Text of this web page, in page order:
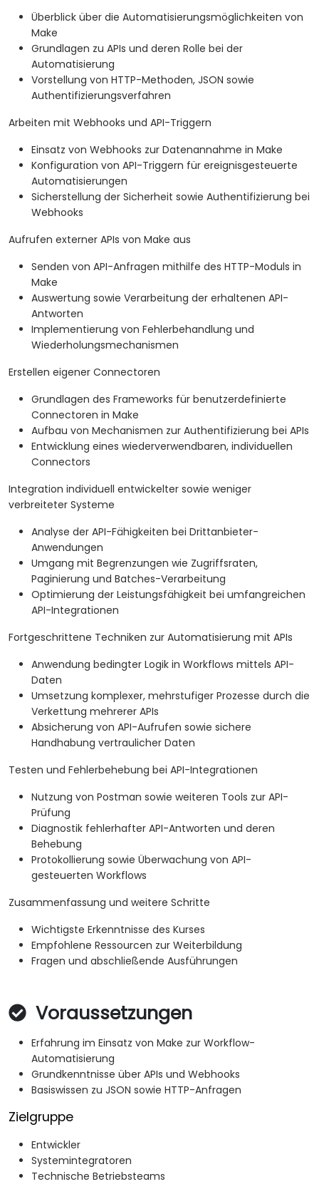
Überblick über die Automatisierungsmöglichkeiten von
Make
Grundlagen zu APIs und deren Rolle bei der
Automatisierung
Vorstellung von HTTP-Methoden, JSON sowie
Authentifizierungsverfahren
Arbeiten mit Webhooks und API-Triggern
Einsatz von Webhooks zur Datenannahme in Make
Konfiguration von API-Triggern für ereignisgesteuerte
Automatisierungen
Sicherstellung der Sicherheit sowie Authentifizierung bei
Webhooks
Aufrufen externer APIs von Make aus
Senden von API-Anfragen mithilfe des HTTP-Moduls in
Make
Auswertung sowie Verarbeitung der erhaltenen API-
Antworten
Implementierung von Fehlerbehandlung und
Wiederholungsmechanismen
Erstellen eigener Connectoren
Grundlagen des Frameworks für benutzerdefinierte
Connectoren in Make
Aufbau von Mechanismen zur Authentifizierung bei APIs
Entwicklung eines wiederverwendbaren, individuellen
Connectors
Integration individuell entwickelter sowie weniger
verbreiteter Systeme
Analyse der API-Fähigkeiten bei Drittanbieter-
Anwendungen
Umgang mit Begrenzungen wie Zugriffsraten,
Paginierung und Batches-Verarbeitung
Optimierung der Leistungsfähigkeit bei umfangreichen
API-Integrationen
Fortgeschrittene Techniken zur Automatisierung mit APIs
Anwendung bedingter Logik in Workflows mittels API-
Daten
Umsetzung komplexer, mehrstufiger Prozesse durch die
Verkettung mehrerer APIs
Absicherung von API-Aufrufen sowie sichere
Handhabung vertraulicher Daten
Testen und Fehlerbehebung bei API-Integrationen
Nutzung von Postman sowie weiteren Tools zur API-
Prüfung
Diagnostik fehlerhafter API-Antworten und deren
Behebung
Protokollierung sowie Überwachung von API-
gesteuerten Workflows
Zusammenfassung und weitere Schritte
Wichtigste Erkenntnisse des Kurses
Empfohlene Ressourcen zur Weiterbildung
Fragen und abschließende Ausführungen
Voraussetzungen
Erfahrung im Einsatz von Make zur Workflow-
Automatisierung
Grundkenntnisse über APIs und Webhooks
Basiswissen zu JSON sowie HTTP-Anfragen
Zielgruppe
Entwickler
Systemintegratoren
Technische Betriebsteams